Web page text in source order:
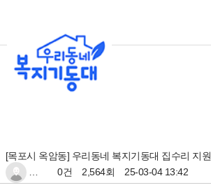
[목포시 옥암동] 우리동네 복지기동대 집수리 지원
0건 2,564회 25-03-04 13:42